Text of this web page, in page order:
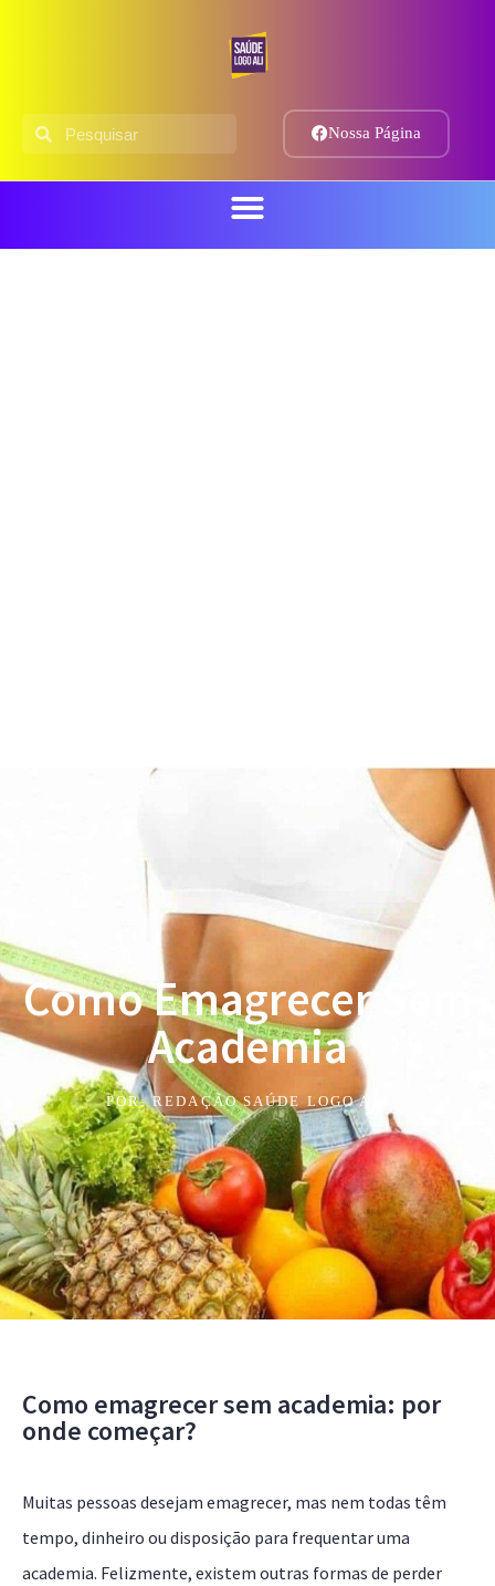
Nossa Página
Como Emagrecer Sem
Academia
POR:REDAÇÃO SAÚDE LOGO ALI
Como emagrecer sem academia: por
onde começar?
Muitas pessoas desejam emagrecer, mas nem todas têm
tempo, dinheiro ou disposição para frequentar uma
academia. Felizmente, existem outras formas de perder